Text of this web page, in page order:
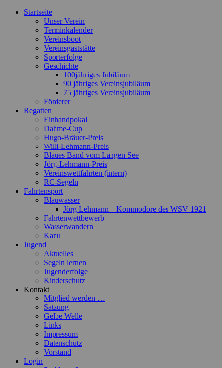
Startseite
Unser Verein
Terminkalender
Vereinsboot
Vereinsgaststätte
Sporterfolge
Geschichte
100jähriges Jubiläum
90 jähriges Vereinsjubiläum
75 jähriges Vereinsjubiläum
Förderer
Regatten
Einhandpokal
Dahme-Cup
Hugo-Bräuer-Preis
Willi-Lehmann-Preis
Blaues Band vom Langen See
Jörg-Lehmann-Preis
Vereinswettfahrten (intern)
RC-Segeln
Fahrtensport
Blauwasser
Jörg Lehmann – Kommodore des WSV 1921
Fahrtenwettbewerb
Wasserwandern
Kanu
Jugend
Aktuelles
Segeln lernen
Jugenderfolge
Kinderschutz
Kontakt
Mitglied werden …
Satzung
Gelbe Welle
Links
Impressum
Datenschutz
Vorstand
Login